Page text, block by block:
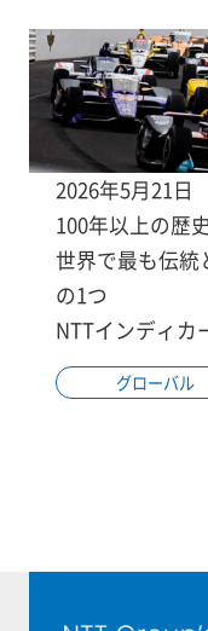
2026年5月21日
100年以上の歴
世界で最も伝統
の1つ
NTTインディカ
グローバル